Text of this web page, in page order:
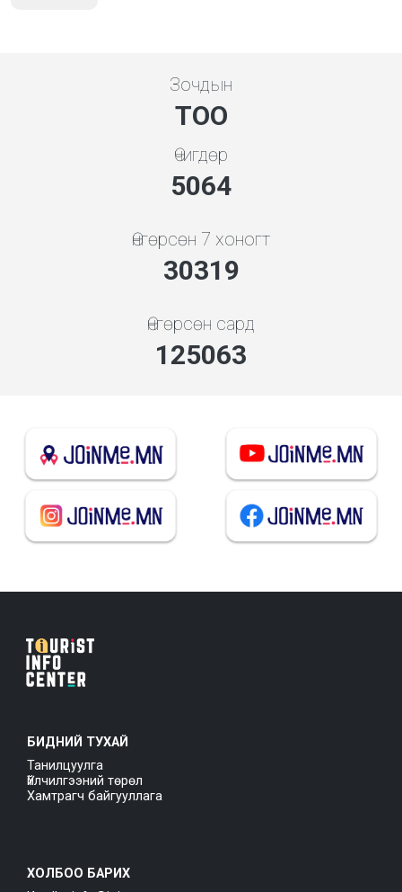
Зочдын
ТОО
Өчигдөр
5648
Өнгөрсөн 7 хоногт
33818
Өнгөрсөн сард
139494
БИДНИЙ ТУХАЙ
Танилцуулга
Үйлчилгээний төрөл
Хамтрагч байгууллага
ХОЛБОО БАРИХ